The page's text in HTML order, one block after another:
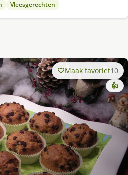
Vleesgerechten
Maak favoriet10
👍